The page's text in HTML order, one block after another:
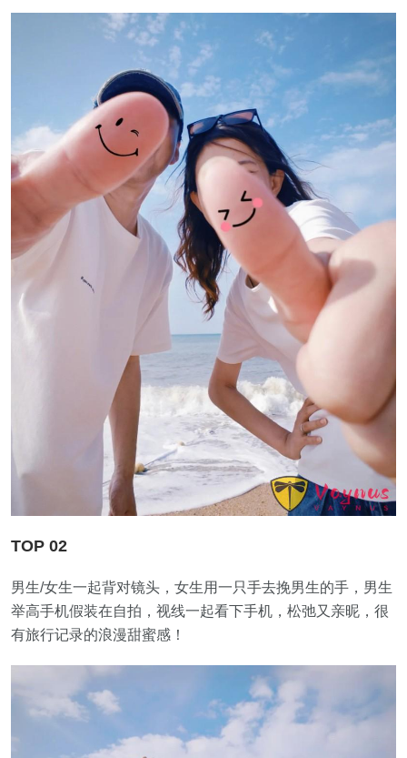
TOP 02
男生/女生一起背对镜头，女生用一只手去挽男生的手，男生
举高手机假装在自拍，视线一起看下手机，松弛又亲昵，很
有旅行记录的浪漫甜蜜感！